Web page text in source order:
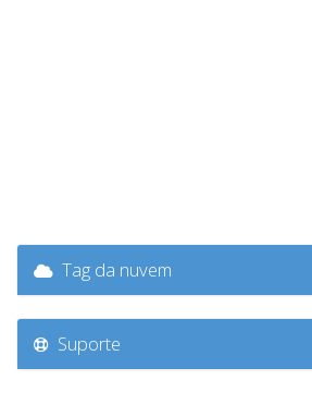
Tag da nuvem
Suporte